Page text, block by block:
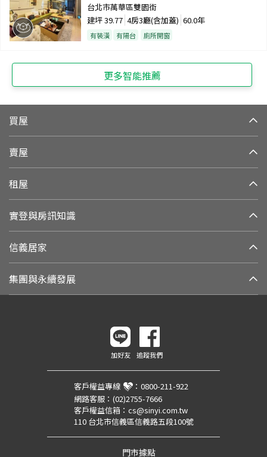
台北市萬華區雙園街
建坪39.77 4房3廳(含加蓋) 60.0年
有裝潢 有陽台 廁所開窗
更多智能推薦
買屋
賣屋
租屋
實登與房訊知識
信義居家
集團與永續發展
加好友 追蹤我們
客戶權益專線 ： 0800-211-922
網路客服： (02)2755-7666
客戶權益信箱： cs@sinyi.com.tw
110 台北市信義區信義路五段100號
門市據點